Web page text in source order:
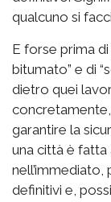
qualcuno si
E forse prima
bitumato” e di
dietro quei
garantire la
una città è fatta
definitivi e,